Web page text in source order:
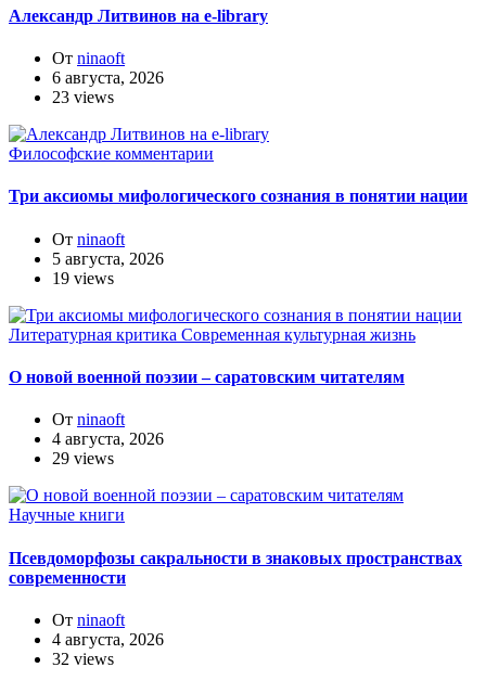
Александр Литвинов на e-library
От ninaoft
6 августа, 2026
23 views
Философские комментарии
Три аксиомы мифологического сознания в понятии нации
От ninaoft
5 августа, 2026
19 views
Литературная критика Современная культурная жизнь
О новой военной поэзии – саратовским читателям
От ninaoft
4 августа, 2026
29 views
Научные книги
Псевдоморфозы сакральности в знаковых пространствах
современности
От ninaoft
4 августа, 2026
32 views